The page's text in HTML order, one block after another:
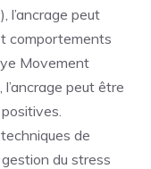
l’ancrage peut
comportements
Movement
peut être
de
du stress